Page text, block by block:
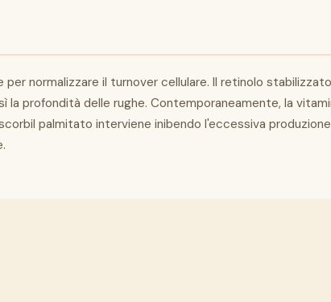
normalizzare il turnover cellulare. Il retinolo
profondità delle rughe. Contemporaneamente, la
palmitato interviene inibendo l'eccessiva produzione